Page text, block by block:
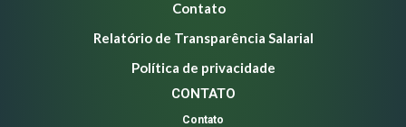
Contato
Relatório de Transparência Salarial
Política de privacidade
CONTATO
Contato